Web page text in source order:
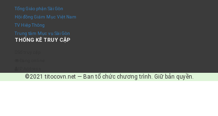
Tổng Giáo phận Sài Gòn
Hội đồng Giám Mục Việt Nam
TV Hiệp Thông
Trung tâm Mục vụ Sài Gòn
THỐNG KÊ TRUY CẬP
©2021 titocovn.net — Ban tổ chức chương trình. Giữ bản quyền.